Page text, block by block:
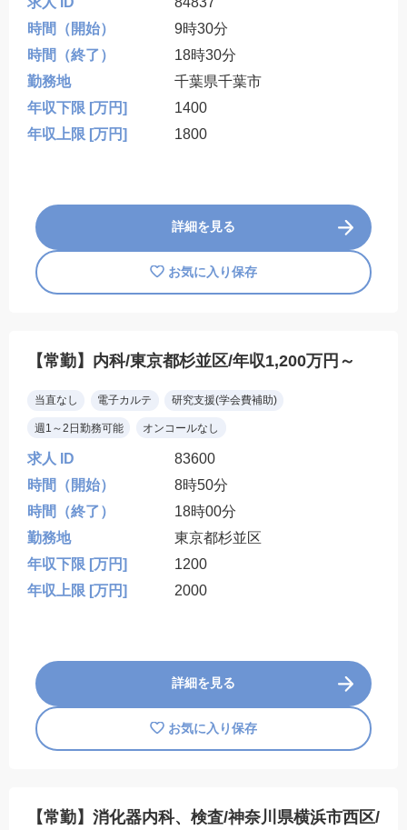
時間（開始）
9時30分
時間（終了）
18時30分
勤務地
千葉県千葉市
年収下限 [万円]
1400
年収上限 [万円]
1800
詳細を見る
お気に入り保存
【常勤】内科/東京都杉並区/年収1,200万円～
当直なし 電子カルテ 研究支援(学会費補助)
週1～2日勤務可能 オンコールなし
求人 ID
83600
時間（開始）
8時50分
時間（終了）
18時00分
勤務地
東京都杉並区
年収下限 [万円]
1200
年収上限 [万円]
2000
詳細を見る
お気に入り保存
【常勤】消化器内科、検査/神奈川県横浜市西区/